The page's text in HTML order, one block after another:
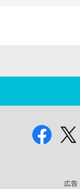
広告